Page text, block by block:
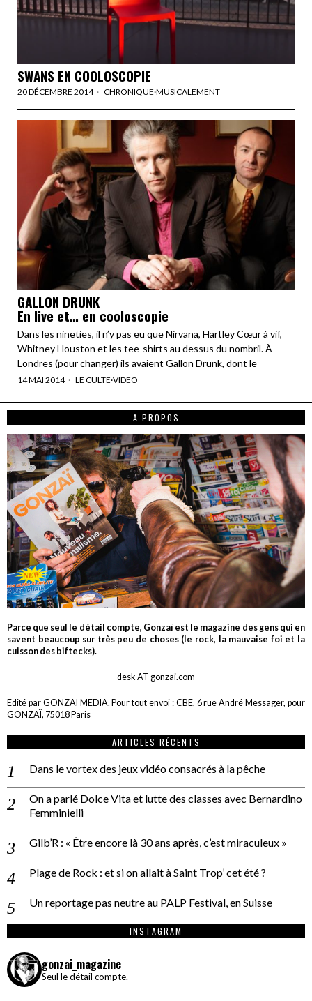
SWANS EN COOLOSCOPIE
20 DÉCEMBRE 2014 CHRONIQUE·MUSICALEMENT
GALLON DRUNK
En live et… en cooloscopie
Dans les nineties, il n’y pas eu que Nirvana, Hartley Cœur à vif,
Whitney Houston et les tee-shirts au dessus du nombril. À
Londres (pour changer) ils avaient Gallon Drunk, dont le
14 MAI 2014 LE CULTE·VIDEO
A PROPOS
Parce que seul le détail compte, Gonzaï est le magazine des gens qui en
savent beaucoup sur très peu de choses (le rock, la mauvaise foi et la
cuisson des biftecks).
desk AT gonzai.com
Edité par GONZAÏ MEDIA. Pour tout envoi : CBE, 6 rue André Messager, pour
GONZAÏ, 75018 Paris
ARTICLES RÉCENTS
Dans le vortex des jeux vidéo consacrés à la pêche
On a parlé Dolce Vita et lutte des classes avec Bernardino
Femminielli
Gilb’R : « Être encore là 30 ans après, c’est miraculeux »
Plage de Rock : et si on allait à Saint Trop’ cet été ?
Un reportage pas neutre au PALP Festival, en Suisse
INSTAGRAM
gonzai_magazine
Seul le détail compte.